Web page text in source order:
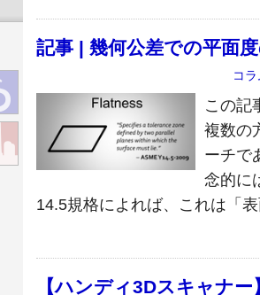
記事 | 幾何公差での平面
コラ
この記
複数の
ーチで
念的に
14.5規格によれば、これは「
【ハンディ3Dスキャナ